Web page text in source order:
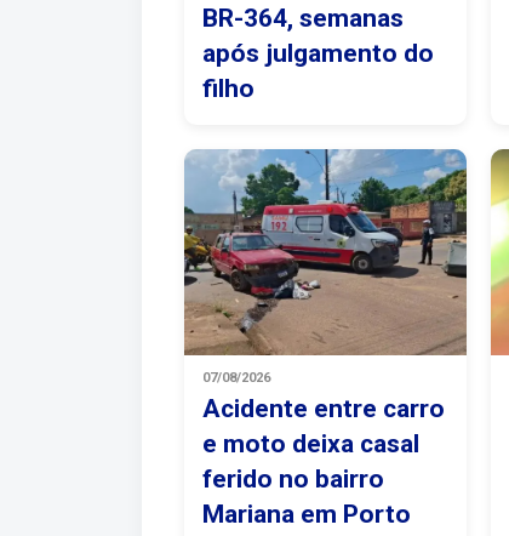
BR-364, semanas
após julgamento do
filho
07/08/2026
Acidente entre carro
e moto deixa casal
ferido no bairro
Mariana em Porto